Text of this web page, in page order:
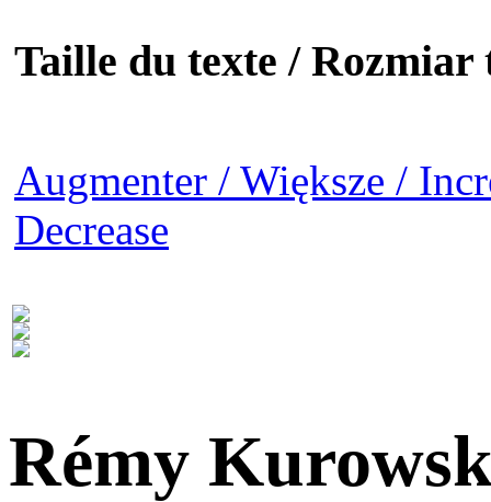
Taille du texte / Rozmiar
Augmenter / Większe /
Decrease
Rémy